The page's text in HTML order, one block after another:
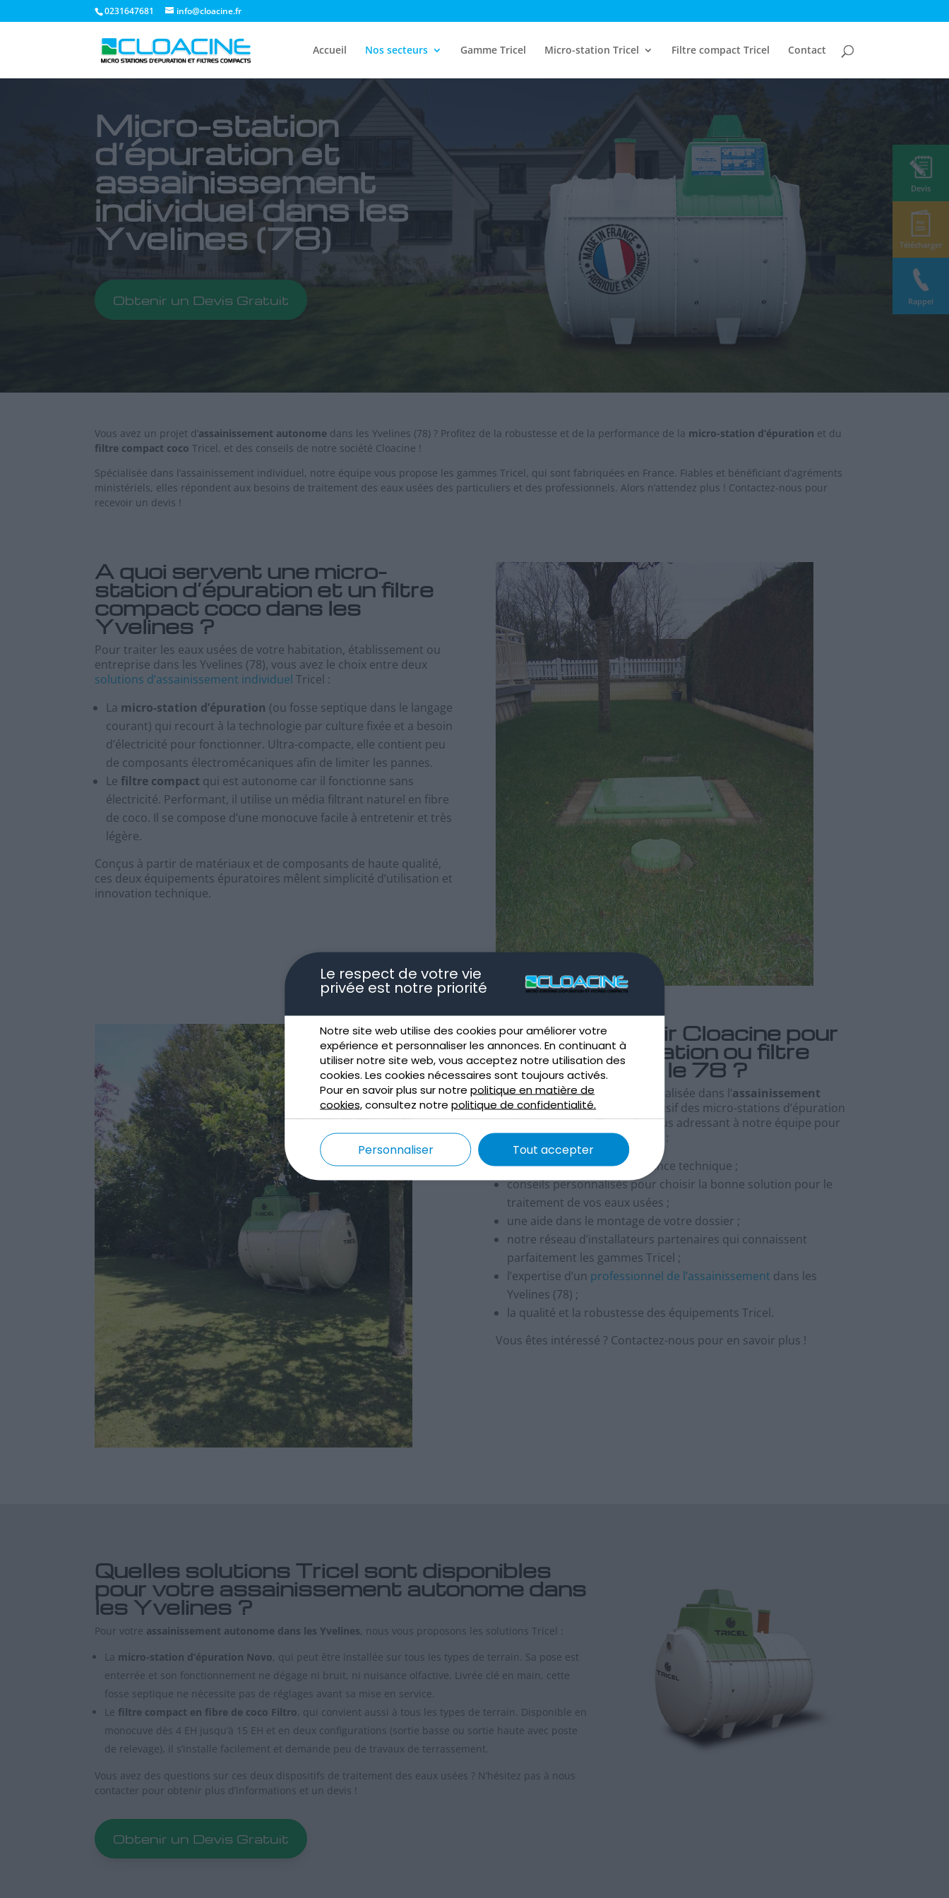
Le respect de votre vie
privée est notre priorité
Notre site web utilise des cookies pour améliorer votre
expérience et personnaliser les annonces. En continuant à
utiliser notre site web, vous acceptez notre utilisation des
cookies. Les cookies nécessaires sont toujours activés.
Pour en savoir plus sur notrepolitique en matière de
cookies,consultez notrepolitique de confidentialité.
Personnaliser Tout accepter
0231647681 info@cloacine.fr
Accueil Nos secteurs Gamme Tricel Micro-station Tricel Filtre compact Tricel Contact
Devis
Télécharger
Rappel
Micro-station
d’épuration et
assainissement
individuel dans les
Yvelines (78)
Obtenir un Devis Gratuit
Vous avez un projet d’assainissement autonome dans les Yvelines (78) ? Profitez de la robustesse et de la performance de la micro-station d’épuration et du
filtre compact coco Tricel, et des conseils de notre société Cloacine !
Spécialisée dans l’assainissement individuel, notre équipe vous propose les gammes Tricel, qui sont fabriquées en France. Fiables et bénéficiant d’agréments
ministériels, elles répondent aux besoins de traitement des eaux usées des particuliers et des professionnels. Alors n’attendez plus ! Contactez-nous pour
recevoir un devis !
A quoi servent une micro-
station d’épuration et un filtre
compact coco dans les
Yvelines ?
Pour traiter les eaux usées de votre habitation, établissement ou
entreprise dans les Yvelines (78), vous avez le choix entre deux
solutions d’assainissement individuel Tricel :
La micro-station d’épuration (ou fosse septique dans le langage
courant) qui recourt à la technologie par culture fixée et a besoin
d’électricité pour fonctionner. Ultra-compacte, elle contient peu
de composants électromécaniques afin de limiter les pannes.
Le filtre compact qui est autonome car il fonctionne sans
électricité. Performant, il utilise un média filtrant naturel en fibre
de coco. Il se compose d’une monocuve facile à entretenir et très
légère.
Conçus à partir de matériaux et de composants de haute qualité,
ces deux équipements épuratoires mêlent simplicité d’utilisation et
innovation technique.
Pourquoi choisir Cloacine pour
votre micro-station ou filtre
compact dans le 78 ?
Notre société Cloacine est spécialisée dans l’assainissement
individuel, et distributeur exclusif des micro-stations d’épuration
et filtres compacts Tricel. En vous adressant à notre équipe pour
votre projet, vous bénéficiez de :
la réactivité de notre assistance technique ;
conseils personnalisés pour choisir la bonne solution pour le
traitement de vos eaux usées ;
une aide dans le montage de votre dossier ;
notre réseau d’installateurs partenaires qui connaissent
parfaitement les gammes Tricel ;
l’expertise d’un professionnel de l’assainissement dans les
Yvelines (78) ;
la qualité et la robustesse des équipements Tricel.
Vous êtes intéressé ? Contactez-nous pour en savoir plus !
Quelles solutions Tricel sont disponibles
pour votre assainissement autonome dans
les Yvelines ?
Pour votre assainissement autonome dans les Yvelines, nous vous proposons les solutions Tricel :
La micro-station d’épuration Novo, qui peut être installée sur tous les types de terrain. Sa pose est
enterrée et son fonctionnement ne dégage ni bruit, ni nuisance olfactive. Livrée clé en main, cette
fosse septique ne nécessite pas de réglages avant sa mise en service.
Le filtre compact en fibre de coco Filtro, qui convient aussi à tous les types de terrain. Disponible en
monocuve dès 4 EH jusqu’à 15 EH et en deux configurations (sortie basse ou sortie haute avec poste
de relevage), il s’installe facilement et demande peu de travaux de terrassement.
Vous avez des questions sur ces deux dispositifs de traitement des eaux usées ? N’hésitez pas à nous
contacter pour obtenir plus d’informations et un devis !
Obtenir un Devis Gratuit